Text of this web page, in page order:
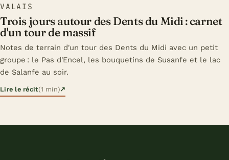
VALAIS
Trois jours autour des Dents du Midi : carnet
d'un tour de massif
Notes de terrain d'un tour des Dents du Midi avec un petit
groupe : le Pas d'Encel, les bouquetins de Susanfe et le lac
de Salanfe au soir.
Lire le récit(1 min)↗